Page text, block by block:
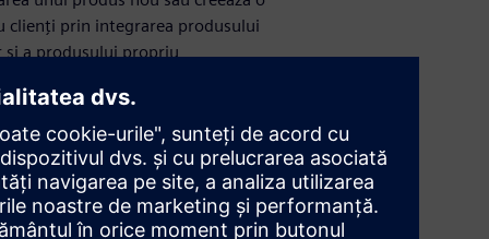
clienți prin integrarea produsului
și a produsului propriu
un produs/soluție Siemens
clientul să îl implementeze, să îl
sau să îl întrețină